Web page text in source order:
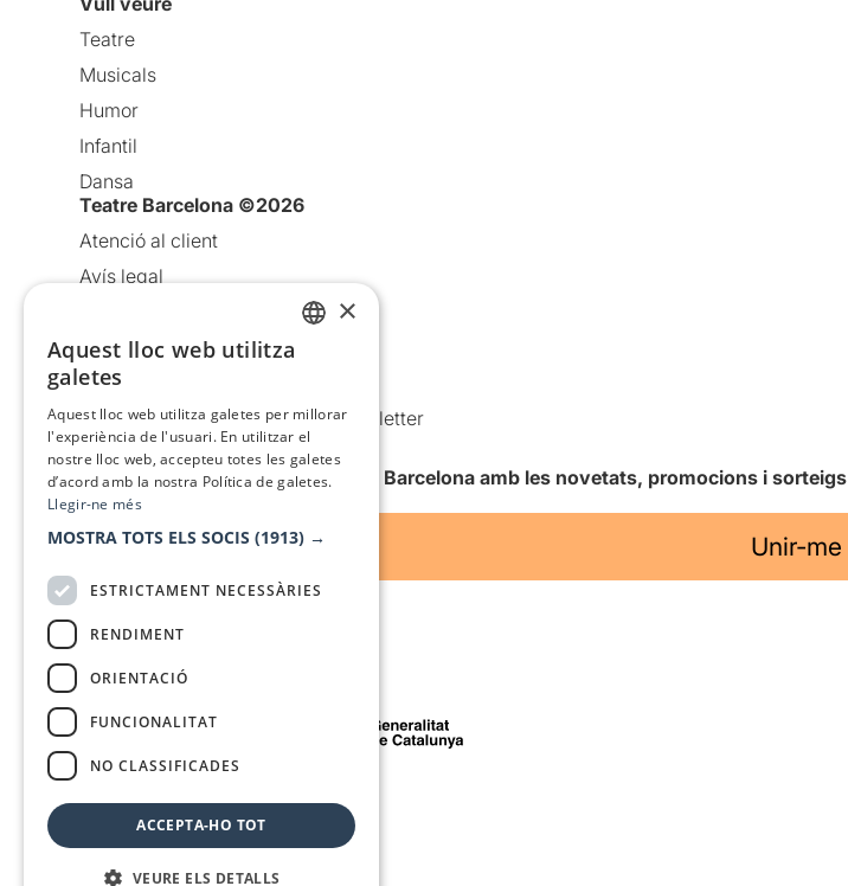
Teatre
Musicals
Humor
Infantil
Dansa
Teatre Barcelona ©2026
Atenció al client
Avís legal
Política de cookies
Condicions d’ús
Comunicacions comercials i Newsletter
Anuncia’t
Vull rebre la newsletter de Teatre Barcelona amb les novetats, promocions i sorteigs
Unir-me
Amb el suport de
Mitjà de comunicació associat a
×
Aquest lloc web utilitza
galetes
Aquest lloc web utilitza galetes per millorar
l'experiència de l'usuari. En utilitzar el
nostre lloc web, accepteu totes les galetes
d’acord amb la nostra Política de galetes.
Llegir-ne més
MOSTRA TOTS ELS SOCIS (1913) →
ESTRICTAMENT NECESSÀRIES
RENDIMENT
ORIENTACIÓ
FUNCIONALITAT
NO CLASSIFICADES
ACCEPTA-HO TOT
VEURE ELS DETALLS